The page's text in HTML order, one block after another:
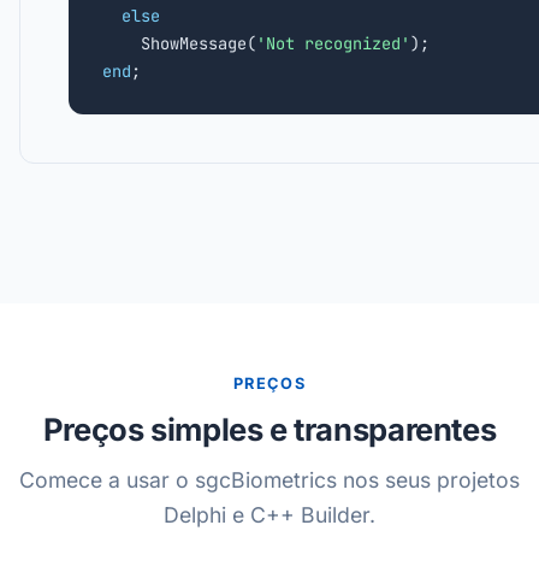
else
    ShowMessage(
'Not recognized'
end ;
PREÇOS
Preços simples e transparentes
Comece a usar o sgcBiometrics nos seus projetos
Delphi e C++ Builder.